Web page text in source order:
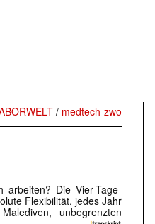
/ medtech-zwo
arbeiten? Die Vier-Tage-
Flexibilität, jedes Jahr
unbegrenzten